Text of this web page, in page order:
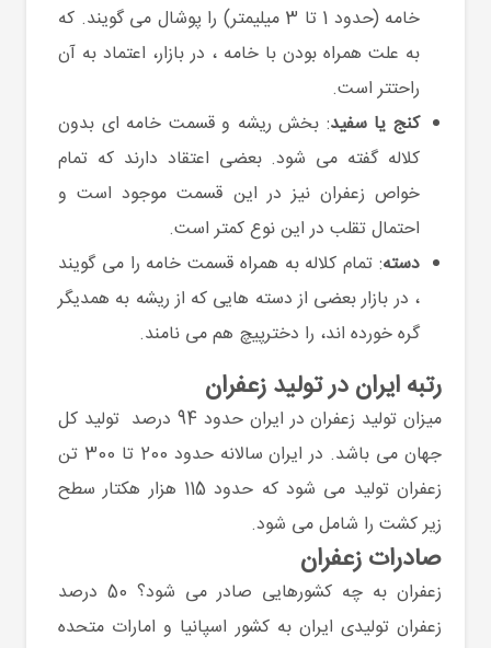
خامه (حدود 1 تا 3 میلیمتر) را پوشال می گویند. که
به علت همراه بودن با خامه ، در بازار، اعتماد به آن
راحتتر است.
کنج یا سفید: بخش ریشه و قسمت خامه ای بدون
کلاله گفته می شود. بعضی اعتقاد دارند که تمام
خواص زعفران نیز در این قسمت موجود است و
احتمال تقلب در این نوع کمتر است.
دسته: تمام کلاله به همراه قسمت خامه را می گویند
، در بازار بعضی از دسته هایی که از ریشه به همدیگر
گره خورده اند، را دخترپیچ هم می نامند.
رتبه ایران در تولید زعفران
میزان تولید زعفران در ایران حدود 94 درصد تولید کل
جهان می باشد. در ایران سالانه حدود 200 تا 300 تن
زعفران تولید می شود که حدود 115 هزار هکتار سطح
زیر کشت را شامل می شود.
صادرات زعفران
زعفران به چه کشورهایی صادر می شود؟ 50 درصد
زعفران تولیدی ایران به کشور اسپانیا و امارات متحده